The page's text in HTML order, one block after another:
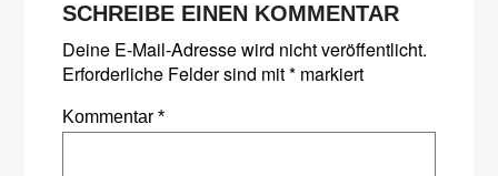
SCHREIBE EINEN KOMMENTAR
Deine E-Mail-Adresse wird nicht veröffentlicht.
Erforderliche Felder sind mit*markiert
Kommentar *